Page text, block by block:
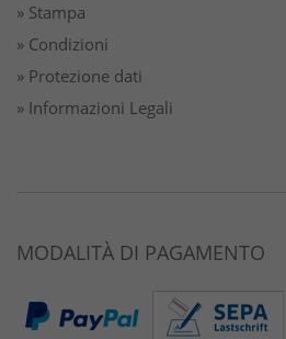
» Stampa
» Condizioni
» Protezione dati
» Informazioni Legali
MODALITÀ DI PAGAMENTO